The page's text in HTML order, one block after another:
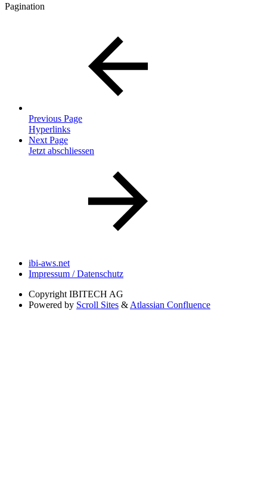
Pagination
Previous Page
Hyperlinks
Next Page
Jetzt abschliessen
ibi-aws.net
Impressum / Datenschutz
Copyright IBITECH AG
Powered by Scroll Sites & Atlassian Confluence